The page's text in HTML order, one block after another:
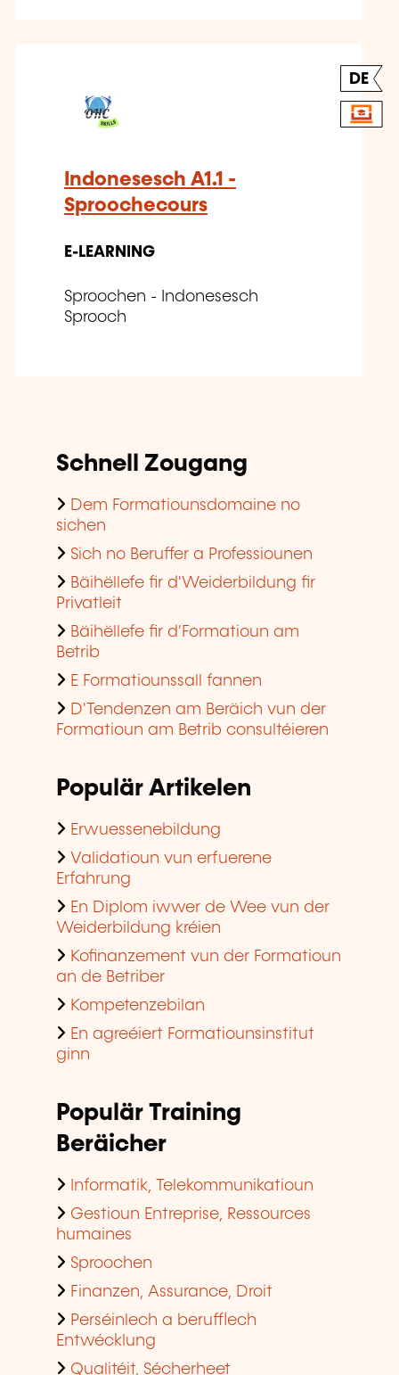
DE
Indonesesch A1.1 -
Sproochecours
E-LEARNING
Sproochen - Indonesesch
Sprooch
Schnell Zougang
Dem Formatiounsdomaine no
sichen
Sich no Beruffer a Professiounen
Bäihëllefe fir d'Weiderbildung fir
Privatleit
Bäihëllefe fir d'Formatioun am
Betrib
E Formatiounssall fannen
D'Tendenzen am Beräich vun der
Formatioun am Betrib consultéieren
Populär Artikelen
Erwuessenebildung
Validatioun vun erfuerene
Erfahrung
En Diplom iwwer de Wee vun der
Weiderbildung kréien
Kofinanzement vun der Formatioun
an de Betriber
Kompetenzebilan
En agreéiert Formatiounsinstitut
ginn
Populär Training
Beräicher
Informatik, Telekommunikatioun
Gestioun Entreprise, Ressources
humaines
Sproochen
Finanzen, Assurance, Droit
Perséinlech a berufflech
Entwécklung
Qualitéit, Sécherheet